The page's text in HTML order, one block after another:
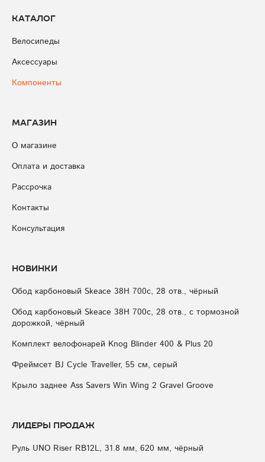
Каталог
Велосипеды
Аксессуары
Компоненты
Магазин
О магазине
Оплата и доставка
Рассрочка
Контакты
Консультация
Новинки
Обод карбоновый Skeace 38H 700с, 28 отв., чёрный
Обод карбоновый Skeace 38H 700с, 28 отв., с тормозной
дорожкой, чёрный
Комплект велофонарей Knog Blinder 400 & Plus 20
Фреймсет BJ Cycle Traveller, 55 см, серый
Крыло заднее Ass Savers Win Wing 2 Gravel Groove
Лидеры продаж
Руль UNO Riser RB12L, 31.8 мм, 620 мм, чёрный